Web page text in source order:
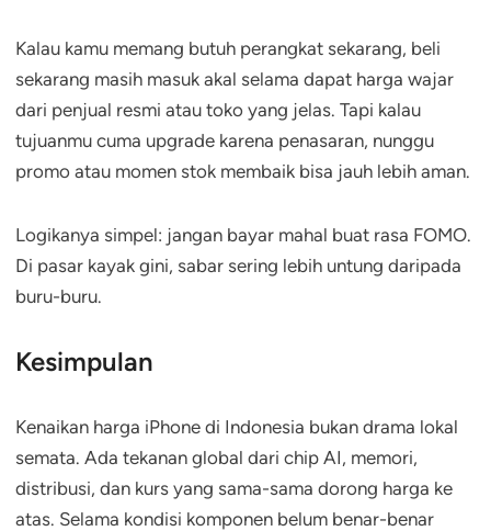
Kalau kamu memang butuh perangkat sekarang, beli
sekarang masih masuk akal selama dapat harga wajar
dari penjual resmi atau toko yang jelas. Tapi kalau
tujuanmu cuma upgrade karena penasaran, nunggu
promo atau momen stok membaik bisa jauh lebih aman.
Logikanya simpel: jangan bayar mahal buat rasa FOMO.
Di pasar kayak gini, sabar sering lebih untung daripada
buru-buru.
Kesimpulan
Kenaikan harga iPhone di Indonesia bukan drama lokal
semata. Ada tekanan global dari chip AI, memori,
distribusi, dan kurs yang sama-sama dorong harga ke
atas. Selama kondisi komponen belum benar-benar